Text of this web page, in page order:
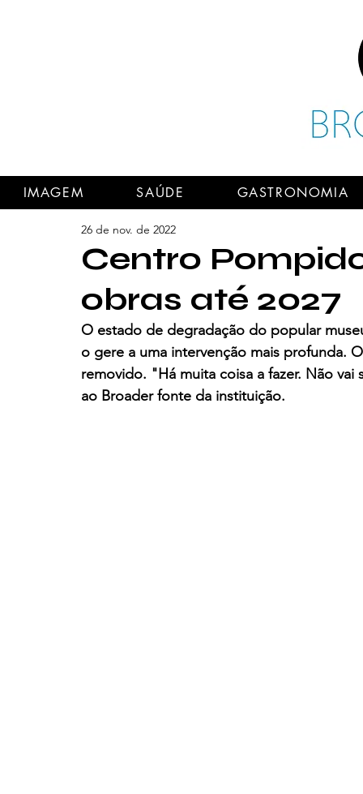
IMAGEM SAÚDE GASTRONOMIA
Centro
obras até 2027
26 de nov. de 2022
O estado de degradação do popular
o gere a uma intervenção mais profunda.
removido. "Há muita coisa a fazer. Não
ao Broader fonte da instituição.